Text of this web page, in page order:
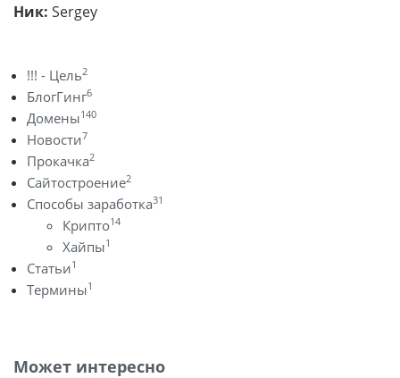
Ник: Sergey
!!! - Цель2
БлогГинг6
Домены140
Новости7
Прокачка2
Сайтостроение2
Способы заработка31
Крипто14
Хайпы1
Статьи1
Термины1
Может интересно